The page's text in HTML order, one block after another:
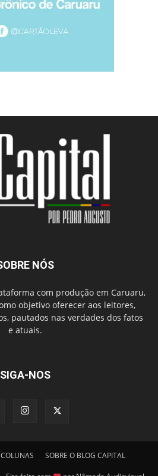
NÓS
com produção em Caruaru,
objetivo oferecer aos leitores,
pautados nas verdades dos fatos
e atuais.
SIGA-NOS
COLUNAS SOBRE O BLOG CAPITAL